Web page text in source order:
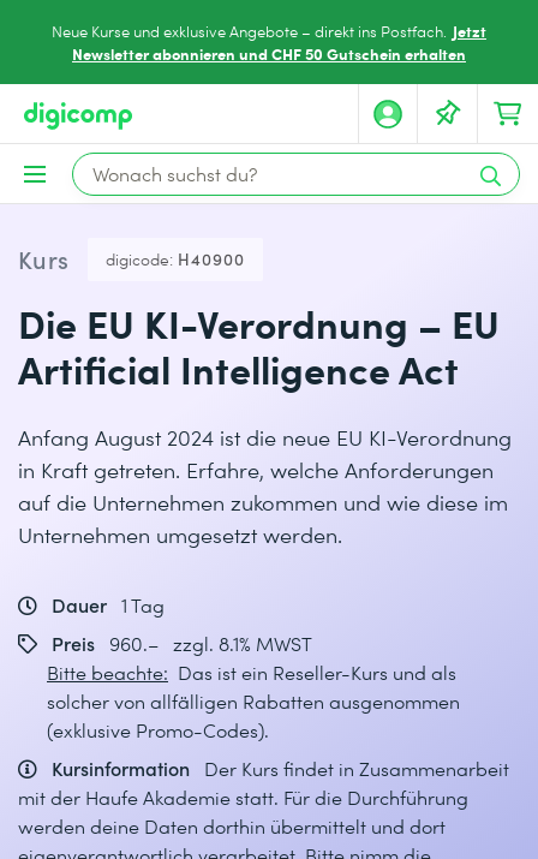
Neue Kurse und exklusive Angebote – direkt ins Postfach. Jetzt
Newsletter abonnieren und CHF 50 Gutschein erhalten
Kurs digicode: H40900
Die EU KI-Verordnung – EU
Artificial Intelligence Act
Anfang August 2024 ist die neue EU KI-Verordnung
in Kraft getreten. Erfahre, welche Anforderungen
auf die Unternehmen zukommen und wie diese im
Unternehmen umgesetzt werden.
Dauer 1 Tag
Preis
960.– zzgl. 8.1% MWST
Bitte beachte: Das ist ein Reseller-Kurs und als
solcher von allfälligen Rabatten ausgenommen
(exklusive Promo-Codes).
Kursinformation
Der Kurs findet in Zusammenarbeit
mit der Haufe Akademie statt. Für die Durchführung
werden deine Daten dorthin übermittelt und dort